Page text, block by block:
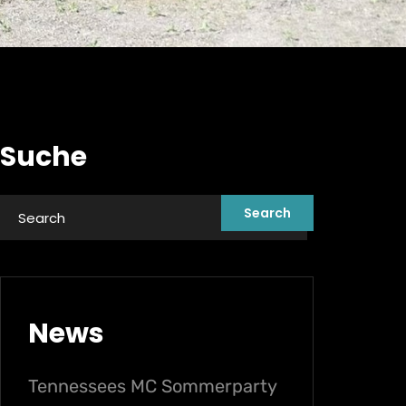
Suche
News
Tennessees MC Sommerparty